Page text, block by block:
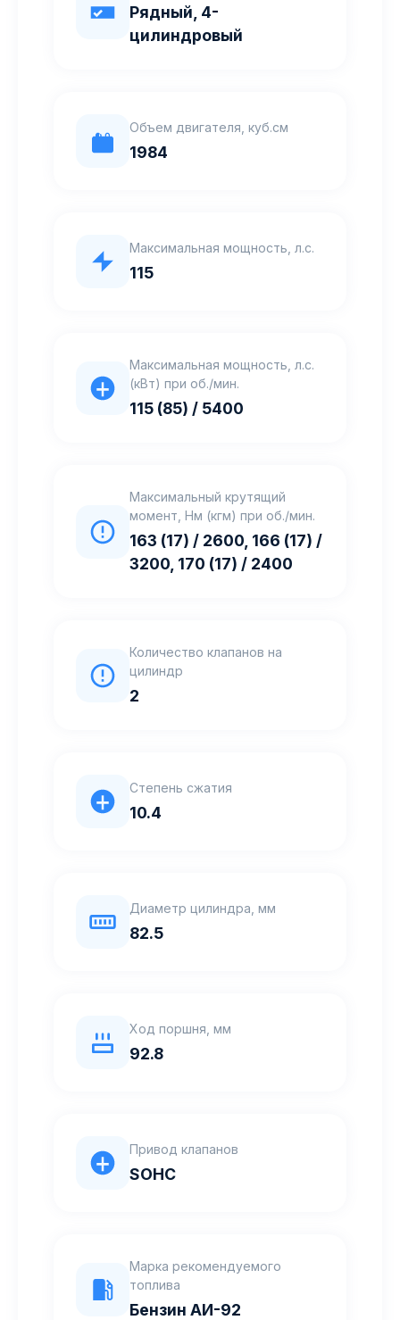
Рядный, 4-
цилиндровый
Объем двигателя, куб.см
1984
Максимальная мощность, л.с.
115
Максимальная мощность, л.с.
(кВт) при об./мин.
115 (85) / 5400
Максимальный крутящий
момент, Нм (кгм) при об./мин.
163 (17) / 2600, 166 (17) /
3200, 170 (17) / 2400
Количество клапанов на
цилиндр
2
Степень сжатия
10.4
Диаметр цилиндра, мм
82.5
Ход поршня, мм
92.8
Привод клапанов
SOHC
Марка рекомендуемого
топлива
Бензин АИ-92